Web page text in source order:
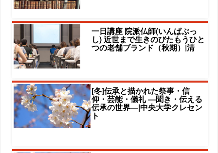
一日講座 院派仏師(いんぱぶっ
し) 近世まで生きのびたもうひと
つの老舗ブランド（秋期）|清
[冬]伝承と描かれた祭事・信
仰・芸能・儀礼 ―聞き・伝える
伝承の世界―|中央大学クレセン
ト